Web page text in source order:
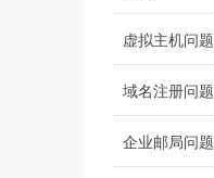
虚拟主机问题
域名注册问题
企业邮局问题